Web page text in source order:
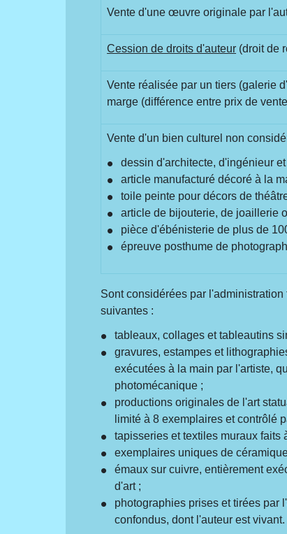
Vente d'une œuvre originale par
Cession de droits d'auteur (droit de
Vente réalisée par un tiers (galerie
marge (différence entre prix de
Vente d'un bien culturel non
dessin d'architecte, d'ingénieur
article manufacturé décoré à la
toile peinte pour décors de
article de bijouterie, de joaillerie
pièce d'ébénisterie de plus de
épreuve posthume de
Sont considérées par
suivantes :
tableaux, collages et tableautins
gravures, estampes et
exécutées à la main par l'artiste,
photomécanique ;
productions originales de l'art
limité à 8 exemplaires et contrôlé
tapisseries et textiles muraux faits
exemplaires uniques de
émaux sur cuivre, entièrement
d'art ;
photographies prises et tirées par
confondus, dont l'auteur est vivant.